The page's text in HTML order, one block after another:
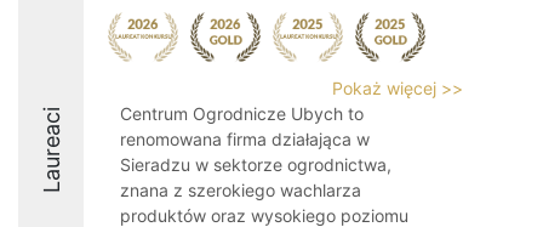
Laureaci
Pokaż więcej >>
Centrum Ogrodnicze Ubych to
renomowana firma działająca w
Sieradzu w sektorze ogrodnictwa,
znana z szerokiego wachlarza
produktów oraz wysokiego poziomu